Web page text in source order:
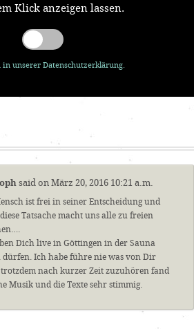
Klick anzeigen lassen.
in unserer Datenschutzerklärung.
said on März 20, 2016 10:21 a.m.
ist frei in seiner Entscheidung und
Tatsache macht uns alle zu freien
Dich live in Göttingen in der Sauna
dürfen. Ich habe führe nie was von Dir
nach kurzer Zeit zuzuhören fand
Musik und die Texte sehr stimmig.